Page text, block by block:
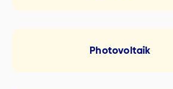
Photovoltaik